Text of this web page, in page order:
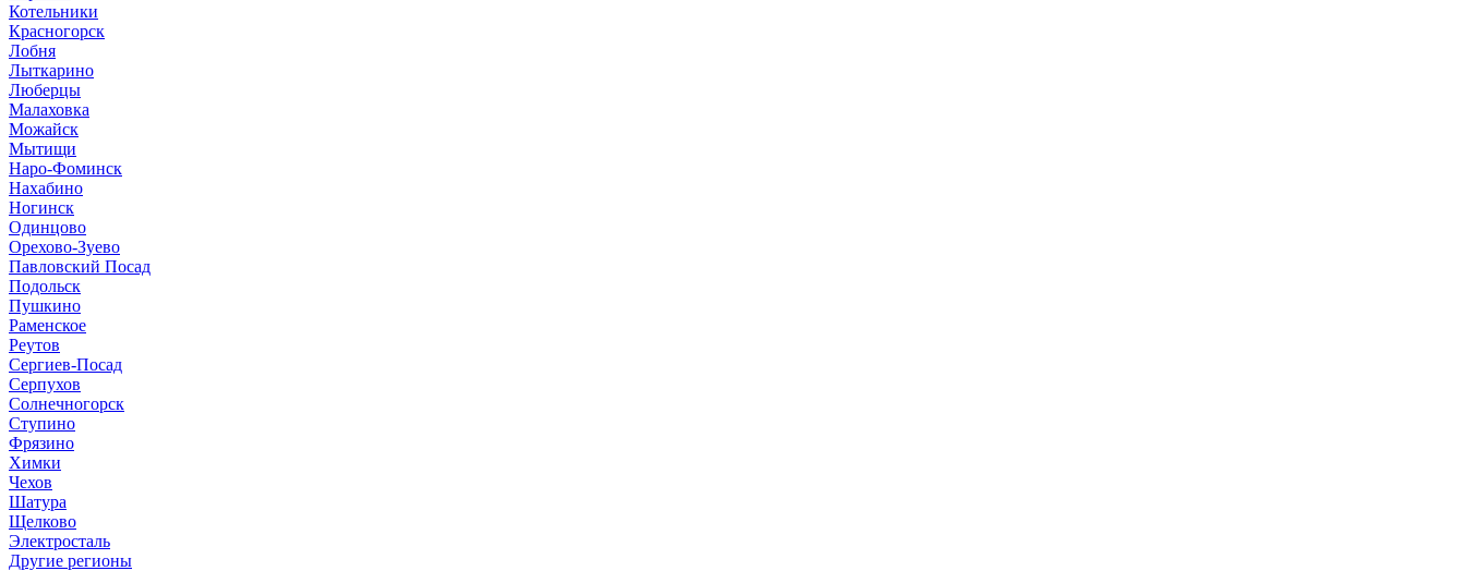
Котельники
Красногорск
Лобня
Лыткарино
Люберцы
Малаховка
Можайск
Мытищи
Наро-Фоминск
Нахабино
Ногинск
Одинцово
Орехово-Зуево
Павловский Посад
Подольск
Пушкино
Раменское
Реутов
Сергиев-Посад
Серпухов
Солнечногорск
Ступино
Фрязино
Химки
Чехов
Шатура
Щелково
Электросталь
Другие регионы